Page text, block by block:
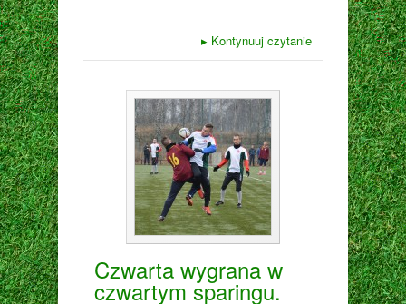
▸ Kontynuuj czytanie
Czwarta wygrana w
czwartym sparingu.